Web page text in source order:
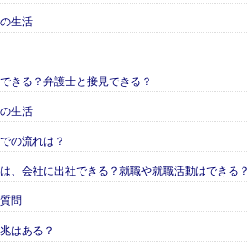
生活
きる？弁護士と接見できる？
生活
の流れは？
、会社に出社できる？就職や就職活動はできる？
問
はある？